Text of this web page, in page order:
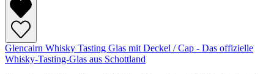
Glencairn Whisky Tasting Glas mit Deckel / Cap - Das offizielle
Whisky-Tasting-Glas aus Schottland